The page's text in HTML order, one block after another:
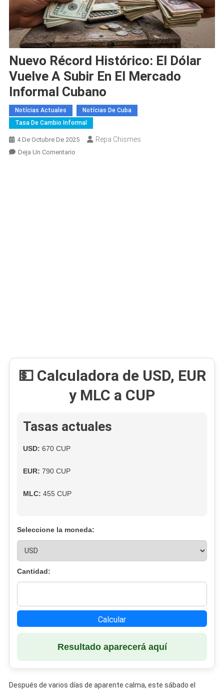
Nuevo Récord Histórico: El Dólar
Vuelve A Subir En El Mercado
Informal Cubano
Notícias Actuales
Notícias De Cuba
Tasa De Cambio Informal
4 De Octubre De 2025 Repa Chismes
Deja Un ComentarioEn
💵 Calculadora de USD, EUR
y MLC a CUP
Tasas actuales
USD: 670 CUP
EUR: 790 CUP
MLC: 455 CUP
Seleccione la moneda:
Cantidad:
Calcular
Resultado aparecerá aquí
Después de varios días de aparente calma, este sábado el